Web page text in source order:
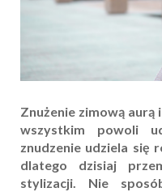
Znużenie zimową
wszystkim powoli
znudzenie udziela się
dlatego dzisiaj
stylizacji. Nie